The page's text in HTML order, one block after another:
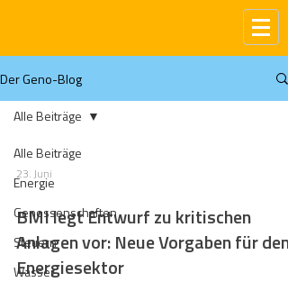
Der Geno-Blog
Alle Beiträge
Energie
Genossenschaften
Steuern
Wasser
Alle Beiträge
23. Juni
BMI legt Entwurf zu kritischen
Anlagen vor: Neue Vorgaben für den
Energiesektor